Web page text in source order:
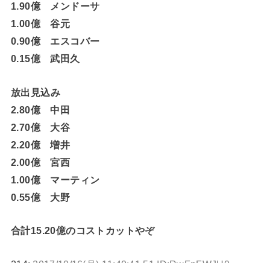
1.90億 メンドーサ
1.00億 谷元
0.90億 エスコバー
0.15億 武田久
放出見込み
2.80億 中田
2.70億 大谷
2.20億 増井
2.00億 宮西
1.00億 マーティン
0.55億 大野
合計15.20億のコストカットやぞ